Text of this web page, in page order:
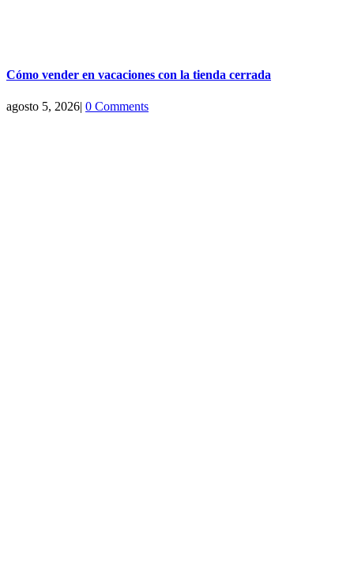
Cómo vender en vacaciones con la tienda cerrada
agosto 5, 2026| 0 Comments